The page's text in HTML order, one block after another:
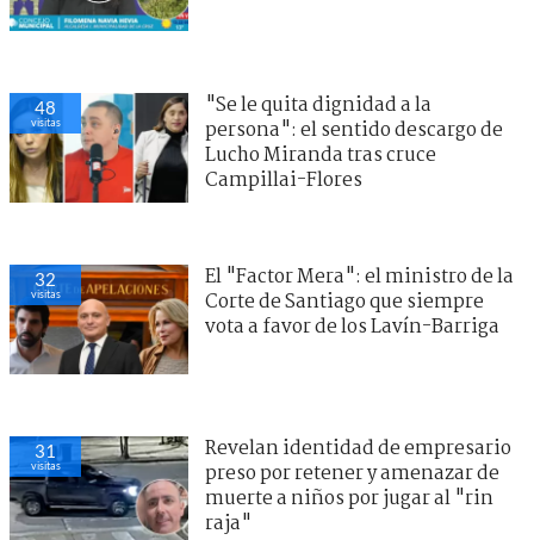
48
visitas
"Se le quita dignidad a la
persona": el sentido descargo de
Lucho Miranda tras cruce
Campillai-Flores
32
visitas
El "Factor Mera": el ministro de la
Corte de Santiago que siempre
vota a favor de los Lavín-Barriga
31
visitas
Revelan identidad de empresario
preso por retener y amenazar de
muerte a niños por jugar al "rin
raja"